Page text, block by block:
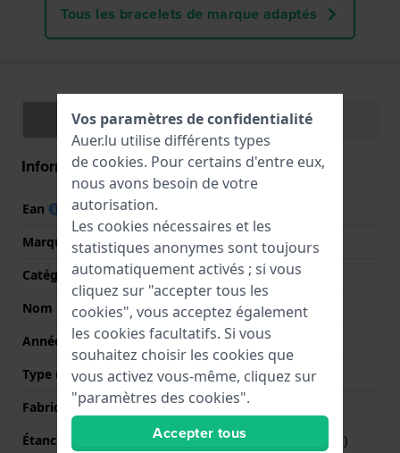
Tous les bracelets de marque adaptés
Spécifications Fonctions
Information Générale
Ean
Marque
Cluse
Catégorie
Boho Chic
Nom
Boho Chic
Année
2019 Automne / Hiver
Type d'affichage
Analogique
Fabriqué en Suisse
Non
Étanchéité
3 Bar (lavage des mains)
Vos paramètres de confidentialité
Auer.lu utilise différents types
de cookies. Pour certains d'entre eux,
nous avons besoin de votre
autorisation.
Les cookies nécessaires et les
statistiques anonymes sont toujours
automatiquement activés ; si vous
cliquez sur "accepter tous les
cookies", vous acceptez également
les cookies facultatifs. Si vous
souhaitez choisir les cookies que
vous activez vous-même, cliquez sur
"paramètres des cookies".
Accepter tous